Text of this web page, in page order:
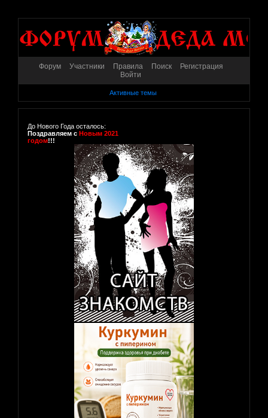
Форум Участники Правила Поиск
Регистрация
Войти
Активные темы
До Нового Года осталось:
Поздравляем с Новым 2021
годом!!!